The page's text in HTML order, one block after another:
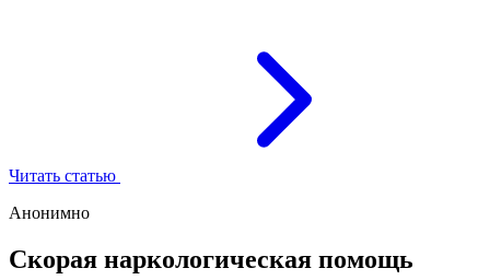
Читать статью
Анонимно
Скорая наркологическая помощь